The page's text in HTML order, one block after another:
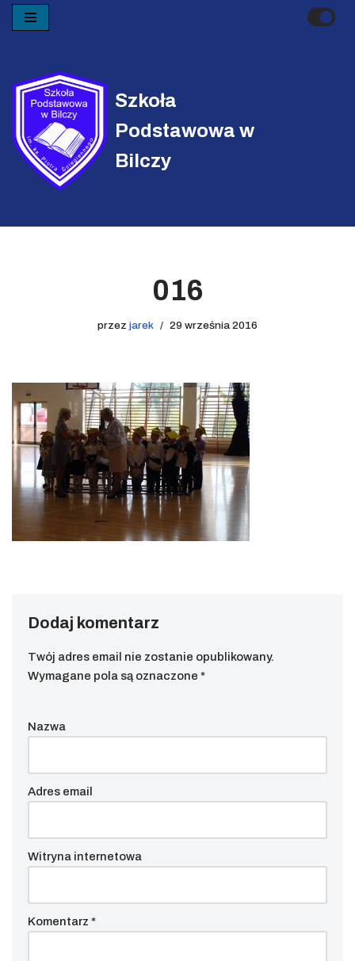
treści
Szkoła
Podstawowa w
Bilczy
016
przez jarek 29 września 2016
Dodaj komentarz
Twój adres email nie zostanie opublikowany.
Wymagane pola są oznaczone *
Nazwa
Adres email
Witryna internetowa
Komentarz *